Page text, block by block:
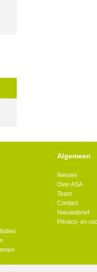
Algemeen
Nieuws
Over ASA
Team
Contact
Nieuwsbrief
Privacy- en